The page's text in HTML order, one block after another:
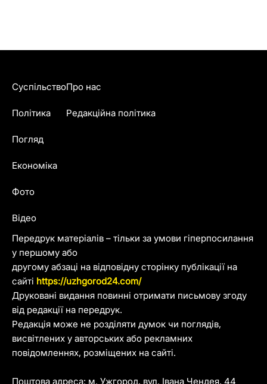
Передрук матеріалів – тільки за умови гіперпосилання
у першому або
другому абзаці на відповідну сторінку публікації на
сайті https://uzhgorod24.com/
Друковані видання повинні отримати письмову згоду
від редакції на передрук.
Редакція може не розділяти думок чи поглядів,
висвітлених у авторських або рекламних
повідомленнях, розміщених на сайті.
Поштова адреса: м. Ужгород, вул. Івана Чендея, 44
Суспільство
Політика
Погляд
Економіка
Фото
Відео
Про нас
Редакційна політика